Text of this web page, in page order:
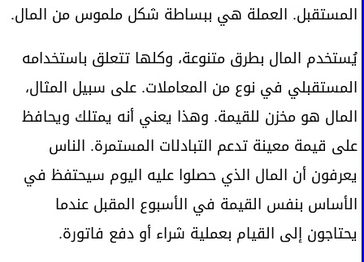
المستقبل. العملة هي ببساطة شكل ملموس من المال.
يُستخدم المال بطرق متنوعة، وكلها تتعلق باستخدامه
المستقبلي في نوع من المعاملات. على سبيل المثال،
المال هو مخزن للقيمة. وهذا يعني أنه يمتلك ويحافظ
على قيمة معينة تدعم التبادلات المستمرة. الناس
يعرفون أن المال الذي حصلوا عليه اليوم سيحتفظ في
الأساس بنفس القيمة في الأسبوع المقبل عندما
يحتاجون إلى القيام بعملية شراء أو دفع فاتورة.